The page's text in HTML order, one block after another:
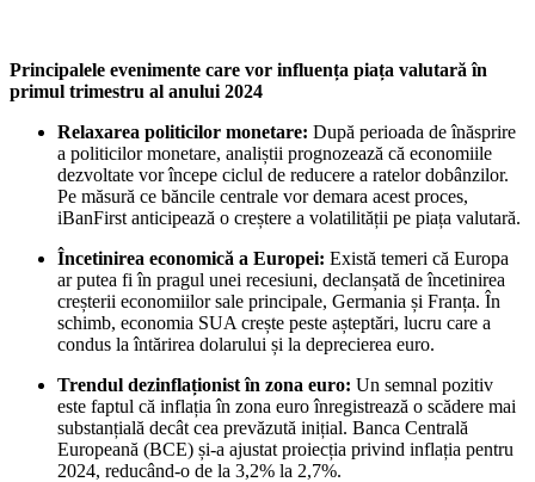
Principalele evenimente care vor influența piața valutară în
primul trimestru al anului 2024
Relaxarea politicilor monetare: După perioada de înăsprire
a politicilor monetare, analiștii prognozează că economiile
dezvoltate vor începe ciclul de reducere a ratelor dobânzilor.
Pe măsură ce băncile centrale vor demara acest proces,
iBanFirst anticipează o creștere a volatilității pe piața valutară.
Încetinirea economică a Europei: Există temeri că Europa
ar putea fi în pragul unei recesiuni, declanșată de încetinirea
creșterii economiilor sale principale, Germania și Franța. În
schimb, economia SUA crește peste așteptări, lucru care a
condus la întărirea dolarului și la deprecierea euro.
Trendul dezinflaționist în zona euro: Un semnal pozitiv
este faptul că inflația în zona euro înregistrează o scădere mai
substanțială decât cea prevăzută inițial. Banca Centrală
Europeană (BCE) și-a ajustat proiecția privind inflația pentru
2024, reducând-o de la 3,2% la 2,7%.